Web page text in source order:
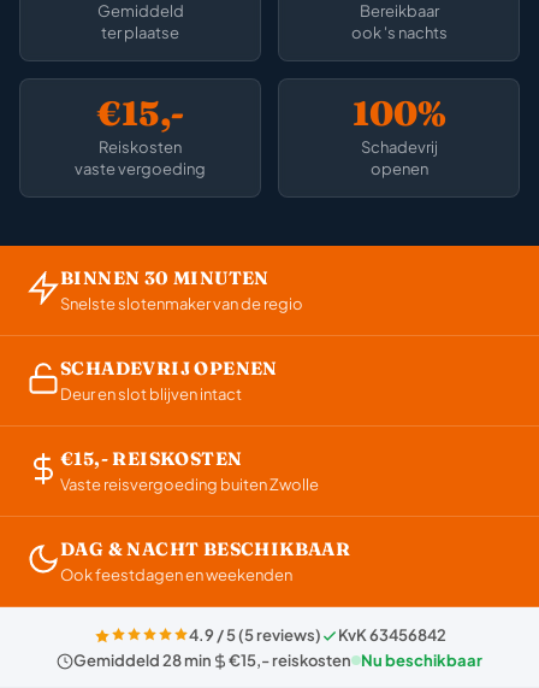
Gemiddeld
ter plaatse
Bereikbaar
ook 's nachts
€15,-
Reiskosten
vaste vergoeding
100%
Schadevrij
openen
BINNEN 30 MINUTEN
Snelste slotenmaker van de regio
SCHADEVRIJ OPENEN
Deur en slot blijven intact
€15,- REISKOSTEN
Vaste reisvergoeding buiten Zwolle
DAG & NACHT BESCHIKBAAR
Ook feestdagen en weekenden
4.9 / 5 (5 reviews)
KvK 63456842
Gemiddeld 28 min
€15,- reiskosten Nu beschikbaar